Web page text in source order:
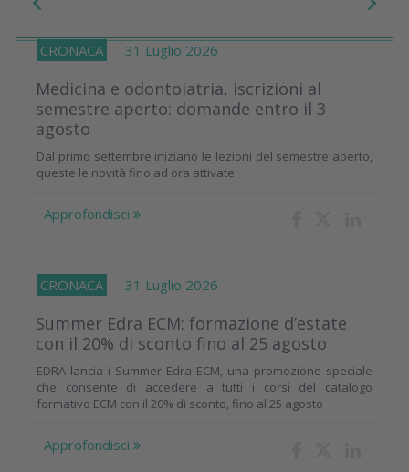
CRONACA 31 Luglio 2026
Medicina e odontoiatria, iscrizioni al
semestre aperto: domande entro il 3
agosto
Dal primo settembre iniziano le lezioni del semestre aperto,
queste le novità fino ad ora attivate
Approfondisci
CRONACA 31 Luglio 2026
Summer Edra ECM: formazione d’estate
con il 20% di sconto fino al 25 agosto
EDRA lancia i Summer Edra ECM, una promozione speciale
che consente di accedere a tutti i corsi del catalogo
formativo ECM con il 20% di sconto, fino al 25 agosto
Approfondisci